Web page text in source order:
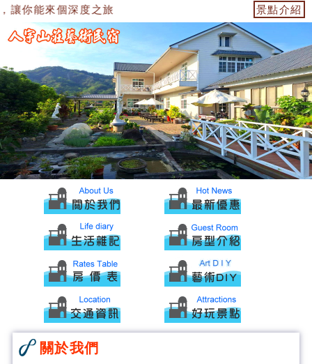
你能來個深度之旅 景點介紹
關於我們